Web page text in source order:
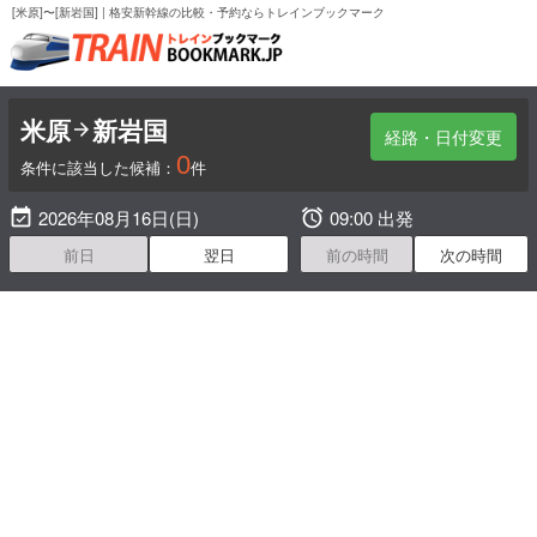
[米原]〜[新岩国] | 格安新幹線の比較・予約ならトレインブックマーク
経路・日付変更
米原 新岩国
条件に該当した候補： 0件
 2026年08月16日(日)
前日 翌日
 09:00 出発
前の時間 次の時間